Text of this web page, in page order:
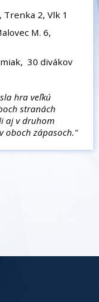
Trenka 2, Vlk 1
M. 6,
30 divákov
hra veľkú
stranách
aj v druhom
oboch zápasoch."